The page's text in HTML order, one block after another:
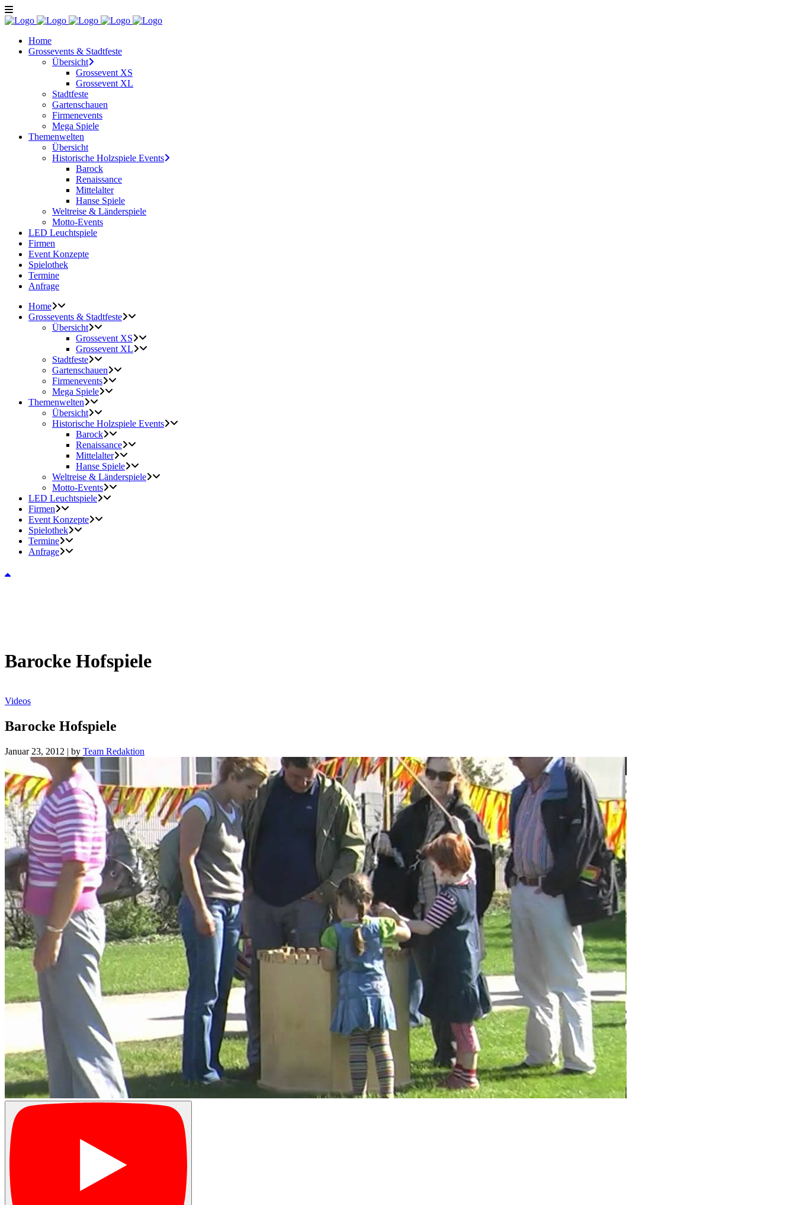
Home
Grossevents & Stadtfeste
Übersicht
Grossevent XS
Grossevent XL
Stadtfeste
Gartenschauen
Firmenevents
Mega Spiele
Themenwelten
Übersicht
Historische Holzspiele Events
Barock
Renaissance
Mittelalter
Hanse Spiele
Weltreise & Länderspiele
Motto-Events
LED Leuchtspiele
Firmen
Event Konzepte
Spielothek
Termine
Anfrage
Home
Grossevents & Stadtfeste
Übersicht
Grossevent XS
Grossevent XL
Stadtfeste
Gartenschauen
Firmenevents
Mega Spiele
Themenwelten
Übersicht
Historische Holzspiele Events
Barock
Renaissance
Mittelalter
Hanse Spiele
Weltreise & Länderspiele
Motto-Events
LED Leuchtspiele
Firmen
Event Konzepte
Spielothek
Termine
Anfrage
Barocke Hofspiele
Videos
Barocke Hofspiele
Januar 23, 2012 | by Team Redaktion